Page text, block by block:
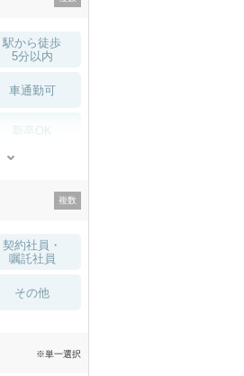
駅から徒歩
5分以内
車通勤可
無資格 OK
WEB面接OK
契約社員・
嘱託社員
その他
※単一選択